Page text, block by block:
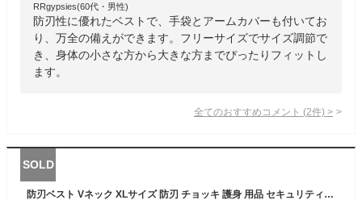
RRgypsies(60代・男性)
防刃性に優れたベストで、手袋とアームカバーも付いてお
り、万全の備えができます。フリーサイズでサイズ調節で
き、身体の小さな方から大きな方までぴったりフィットし
ます。
全てのおすすめコメント (2件) >
SOLD
防刃ベスト Vネック XLサイズ 防刃 チョッキ 護身 用品 セキュリティ 自己 防衛 ウェア 突き刺し 防刃グッズ ベスト メンズ レディース 本物 アイスピック ナイフ 防刃性能 噛み付き 護身用 保護 女性 男性 護身グッズ 護身用品【送料無料】 ポイント消化 お買い物マラソン